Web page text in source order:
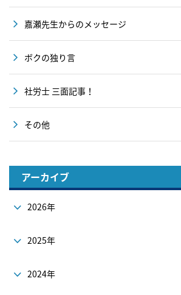
嘉瀬先生からのメッセージ
ボクの独り言
社労士 三面記事！
その他
アーカイブ
2026年
2025年
2024年